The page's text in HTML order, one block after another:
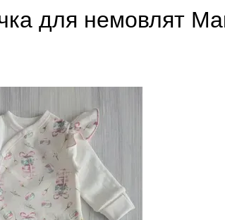
для немовлят